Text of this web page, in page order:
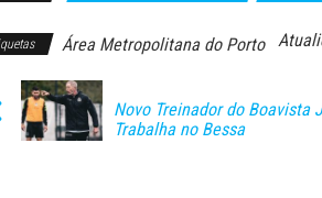
Área Metropolitana do Porto
Novo Treinador do Boavista
Trabalha no Bessa